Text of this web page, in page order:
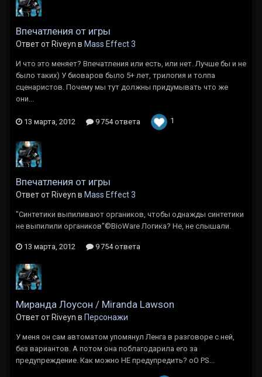
Впечатления от игры
Ответ от Riveyn в Mass Effect 3
И что это меняет? Впечатления или есть, или нет. Лучше бы и не
было таких) У биоваров было 5+ лет, трилогия и толпа
сценаристов. Почему мы тут должны придумывать что же
они...
13 марта, 2012 9 754 ответа 1
Впечатления от игры
Ответ от Riveyn в Mass Effect 3
"Синтетики выпиливают органиков, чтобы однажды синтетики
не выпилили органиков"©BioWare Логика? Не, не слышали.
13 марта, 2012 9 754 ответа
Миранда Лоусон / Miranda Lawson
Ответ от Riveyn в Персонажи
У меня он сам автоматом упомянул Ленга в разговоре с ней,
без вариантов. А потом она поблагодарила его за
предупреждение. Как можно НЕ предупредить? оО PS...